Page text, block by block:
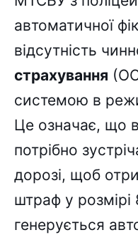
автоматичної
відсутність
страхування
системою в
Це означає, що
потрібно
дорозі, щоб
штраф у
генерується